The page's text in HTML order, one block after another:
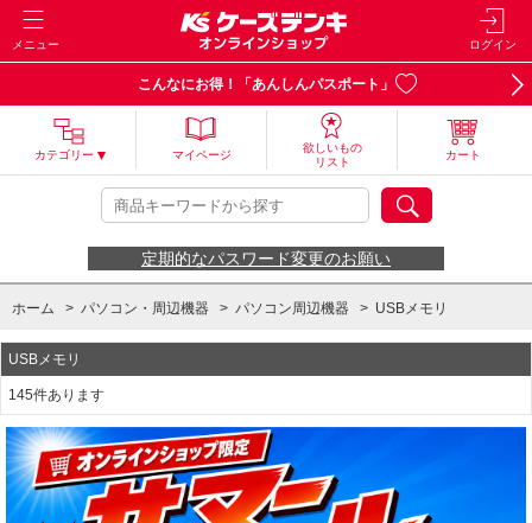
メニュー ログイン
こんなにお得！「あんしんパスポート」
カテゴリー マイページ
欲しいもの
リスト
カート
定期的なパスワード変更のお願い
ホーム > パソコン・周辺機器 > パソコン周辺機器 > USBメモリ
USBメモリ
145件あります